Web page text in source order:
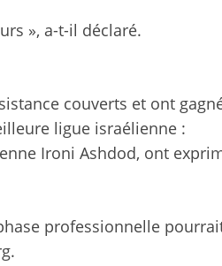
», a-t-il déclaré.
couverts et ont
ligue israélienne :
Ironi Ashdod, ont
professionnelle